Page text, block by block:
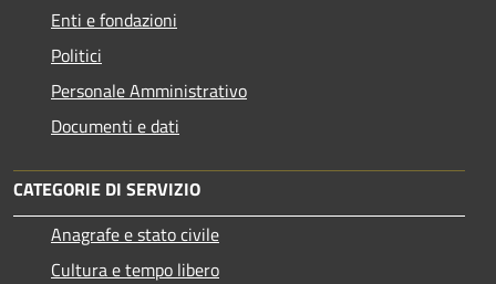
Enti e fondazioni
Politici
Personale Amministrativo
Documenti e dati
CATEGORIE DI SERVIZIO
Anagrafe e stato civile
Cultura e tempo libero